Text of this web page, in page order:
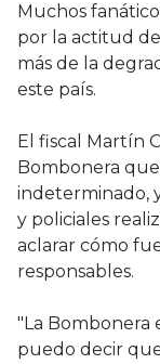
Muchos
por la actitud
más de la
este país.
El fiscal Martín
Bombonera
indeterminado,
y policiales
aclarar cómo
responsables.
"La Bombonera
puedo decir